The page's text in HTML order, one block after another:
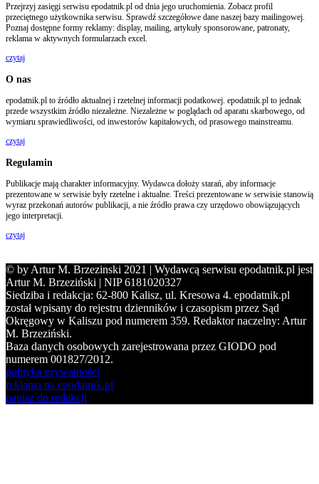
Przejrzyj zasięgi serwisu epodatnik.pl od dnia jego uruchomienia. Zobacz profil
przeciętnego użytkownika serwisu. Sprawdź szczegółowe dane naszej bazy mailingowej.
Poznaj dostępne formy reklamy: display, mailing, artykuły sponsorowane, patronaty,
reklama w aktywnych formularzach excel.
czytaj
O nas
epodatnik.pl to źródło aktualnej i rzetelnej informacji podatkowej. epodatnik.pl to jednak
przede wszystkim źródło niezależne. Niezależne w poglądach od aparatu skarbowego, od
wymiaru sprawiedliwości, od inwestorów kapitałowych, od prasowego mainstreamu.
czytaj
Regulamin
Publikacje mają charakter informacyjny. Wydawca dołoży starań, aby informacje
prezentowane w serwisie były rzetelne i aktualne. Treści prezentowane w serwisie stanowią
wyraz przekonań autorów publikacji, a nie źródło prawa czy urzędowo obowiązujących
jego interpretacji.
czytaj
© by Artur M. Brzezinski 2021 | Wydawcą serwisu epodatnik.pl jest
Artur M. Brzeziński | NIP 6181020327
Siedziba i redakcja: 62-800 Kalisz, ul. Kresowa 4. epodatnik.pl
został wpisany do rejestru dzienników i czasopism przez Sąd
Okręgowy w Kaliszu pod numerem 359. Redaktor naczelny: Artur
M. Brzeziński.
Baza danych osobowych zarejestrowana przez GIODO pod
numerem 001827/2012.
polityka prywatności
reklama na epodatnik.pl
napisz do redakcji